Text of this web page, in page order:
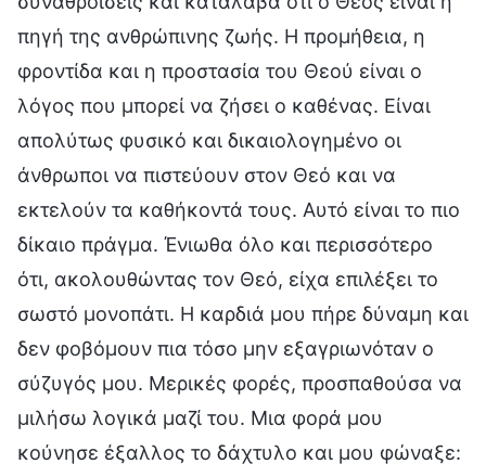
πηγή της ανθρώπινης ζωής. Η προμήθεια, η
φροντίδα και η προστασία του Θεού είναι ο
λόγος που μπορεί να ζήσει ο καθένας. Είναι
απολύτως φυσικό και δικαιολογημένο οι
άνθρωποι να πιστεύουν στον Θεό και να
εκτελούν τα καθήκοντά τους. Αυτό είναι το πιο
δίκαιο πράγμα. Ένιωθα όλο και περισσότερο
ότι, ακολουθώντας τον Θεό, είχα επιλέξει το
σωστό μονοπάτι. Η καρδιά μου πήρε δύναμη και
δεν φοβόμουν πια τόσο μην εξαγριωνόταν ο
σύζυγός μου. Μερικές φορές, προσπαθούσα να
μιλήσω λογικά μαζί του. Μια φορά μου
κούνησε έξαλλος το δάχτυλο και μου φώναξε: